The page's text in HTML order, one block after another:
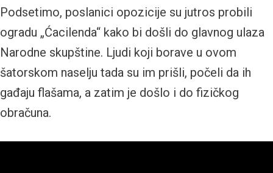
Podsetimo, poslanici opozicije su jutros probili
ogradu „Ćacilenda“ kako bi došli do glavnog ulaza
Narodne skupštine. Ljudi koji borave u ovom
šatorskom naselju tada su im prišli, počeli da ih
gađaju flašama, a zatim je došlo i do fizičkog
obračuna.